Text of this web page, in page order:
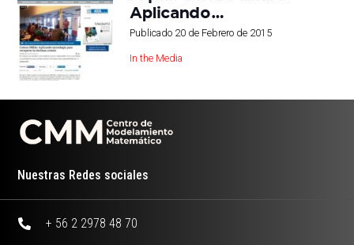
Aplicando…
Publicado 20 de Febrero de 2015
In the Media
Nuestras Redes sociales
+ 56 2 2978 48 70